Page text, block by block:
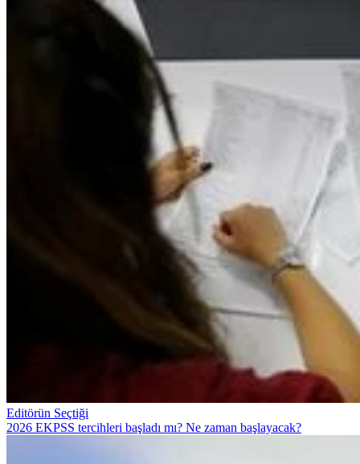
Editörün Seçtiği
2026 EKPSS tercihleri başladı mı? Ne zaman başlayacak?